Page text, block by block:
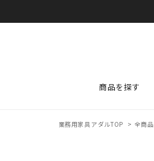
商品を探す
業務用家具 アダルTOP >全商品